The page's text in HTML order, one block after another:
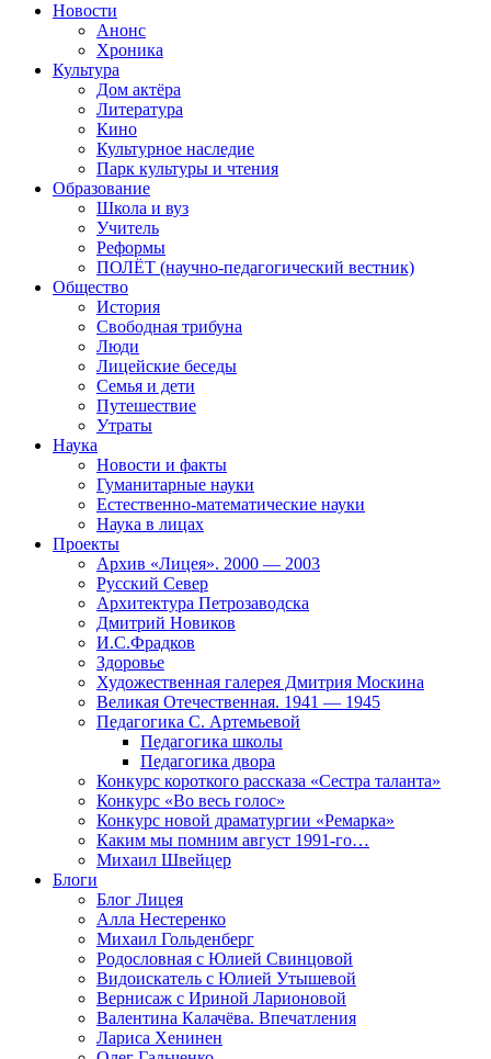
Новости
Анонс
Хроника
Культура
Дом актёра
Литература
Кино
Культурное наследие
Парк культуры и чтения
Образование
Школа и вуз
Учитель
Реформы
ПОЛЁТ (научно-педагогический вестник)
Общество
История
Свободная трибуна
Люди
Лицейские беседы
Семья и дети
Путешествие
Утраты
Наука
Новости и факты
Гуманитарные науки
Естественно-математические науки
Наука в лицах
Проекты
Архив «Лицея». 2000 — 2003
Русский Север
Архитектура Петрозаводска
Дмитрий Новиков
И.С.Фрадков
Здоровье
Художественная галерея Дмитрия Москина
Великая Отечественная. 1941 — 1945
Педагогика С. Артемьевой
Педагогика школы
Педагогика двора
Конкурс короткого рассказа «Сестра таланта»
Конкурс «Во весь голос»
Конкурс новой драматургии «Ремарка»
Каким мы помним август 1991-го…
Михаил Швейцер
Блоги
Блог Лицея
Алла Нестеренко
Михаил Гольденберг
Родословная с Юлией Свинцовой
Видоискатель с Юлией Утышевой
Вернисаж с Ириной Ларионовой
Валентина Калачёва. Впечатления
Лариса Хенинен